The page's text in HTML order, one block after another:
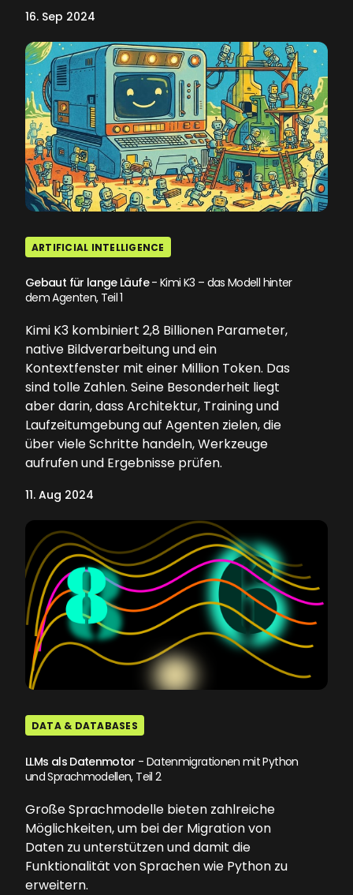
16. Sep 2024
ARTIFICIAL INTELLIGENCE
Gebaut für lange Läufe- Kimi K3 – das Modell hinter
dem Agenten, Teil 1
Kimi K3 kombiniert 2,8 Billionen Parameter,
native Bildverarbeitung und ein
Kontextfenster mit einer Million Token. Das
sind tolle Zahlen. Seine Besonderheit liegt
aber darin, dass Architektur, Training und
Laufzeitumgebung auf Agenten zielen, die
über viele Schritte handeln, Werkzeuge
aufrufen und Ergebnisse prüfen.
11. Aug 2024
DATA & DATABASES
LLMs als Datenmotor - Datenmigrationen mit Python
und Sprachmodellen, Teil 2
Große Sprachmodelle bieten zahlreiche
Möglichkeiten, um bei der Migration von
Daten zu unterstützen und damit die
Funktionalität von Sprachen wie Python zu
erweitern.